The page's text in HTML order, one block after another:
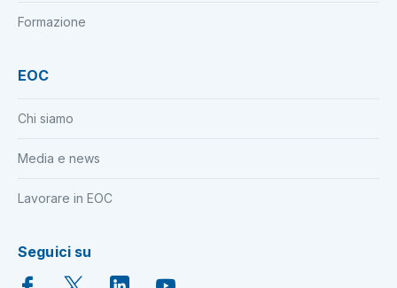
Formazione
EOC
Chi siamo
Media e news
Lavorare in EOC
Seguici su